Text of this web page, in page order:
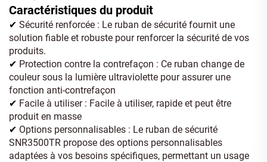
Caractéristiques du produit
✔ Sécurité renforcée : Le ruban de sécurité fournit une
solution fiable et robuste pour renforcer la sécurité de vos
produits.
✔ Protection contre la contrefaçon : Ce ruban change de
couleur sous la lumière ultraviolette pour assurer une
fonction anti-contrefaçon
✔ Facile à utiliser : Facile à utiliser, rapide et peut être
produit en masse
✔ Options personnalisables : Le ruban de sécurité
SNR3500TR propose des options personnalisables
adaptées à vos besoins spécifiques, permettant un usage